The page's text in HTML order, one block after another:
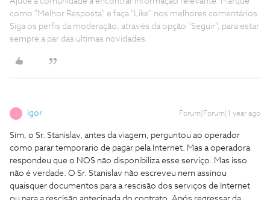
como "Melhor Resposta" e faça "Like" nos melhores comentários.
Siga os perfis da moderação, através da opção "Seguir", para estar
sempre a par das ultimas novidades.
Igor Forum|Forum|1 year ago
Sim, o Sr. Stanislav, antes da viagem, perguntou ao operador
como parar temporario de pagar pela Internet. Mas a operadora
respondeu que o NOS não disponibiliza esse serviço. Mas isso
não é verdade. O Sr. Stanislav não escreveu nem assinou
quaisquer documentos para a rescisão dos serviços de Internet